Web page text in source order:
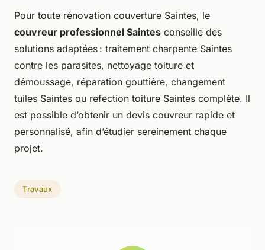
Pour toute rénovation couverture Saintes, le
couvreur professionnel Saintes conseille des
solutions adaptées : traitement charpente Saintes
contre les parasites, nettoyage toiture et
démoussage, réparation gouttière, changement
tuiles Saintes ou refection toiture Saintes complète. Il
est possible d’obtenir un devis couvreur rapide et
personnalisé, afin d’étudier sereinement chaque
projet.
Travaux